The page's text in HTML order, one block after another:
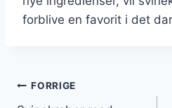
forblive en favorit i det
FORRIGE